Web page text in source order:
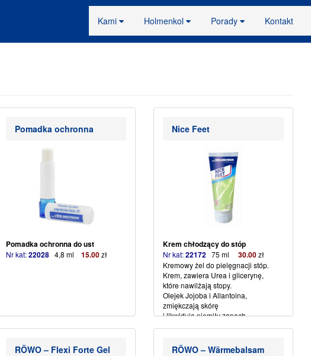
Kami Holmenkol Porady Kontakt
Pomadka ochronna
Pomadka ochronna do ust
Nr kat:22028 4,8 ml 15.00 zł
Nice Feet
Krem chłodzący do stóp
Nr kat:2217275 ml30.00zł
Kremowy żel do pielęgnacji stóp.
Krem, zawiera Urea i glicerynę,
które nawilżają stopy.
Olejek Jojoba i Allantoina,
zmiękczają skórę
i likwidują niemiły zapach.
RÖWO – Flexi Forte Gel RÖWO – Wärmebalsam